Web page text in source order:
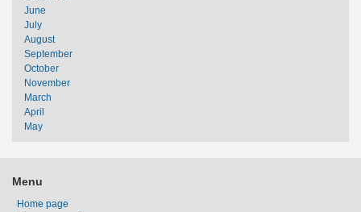
June
July
August
September
October
November
March
April
May
Menu
Home page